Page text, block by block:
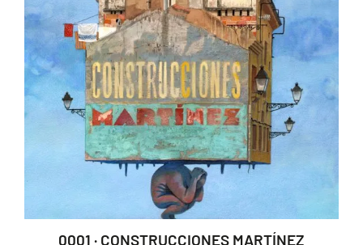
0001 · CONSTRUCCIONES MARTÍNEZ